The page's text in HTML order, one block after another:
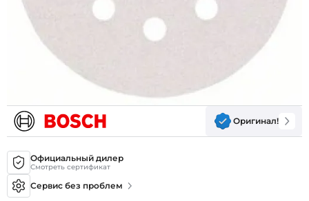
Оригинал!
Официальный дилер
Смотреть сертификат
Сервис без проблем